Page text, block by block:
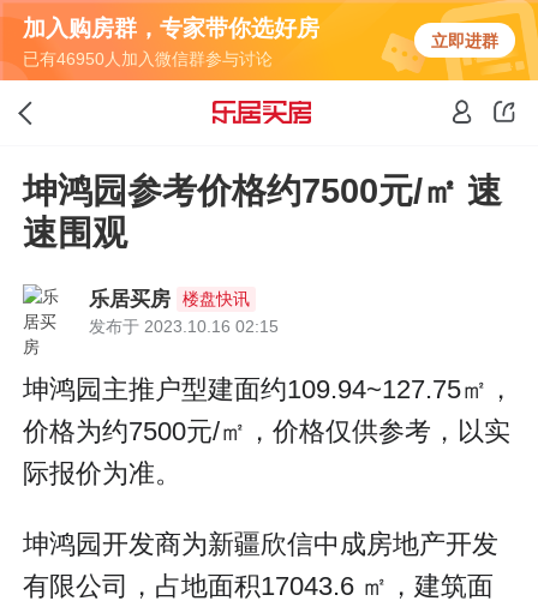
加入购房群，专家带你选好房
已有46950人加入微信群参与讨论
立即进群
坤鸿园参考价格约7500元/㎡ 速
速围观
乐居买房
楼盘快讯
发布于 2023.10.16 02:15
坤鸿园主推户型建面约109.94~127.75㎡，
价格为约7500元/㎡，价格仅供参考，以实
际报价为准。
坤鸿园开发商为新疆欣信中成房地产开发
有限公司，占地面积17043.6 ㎡，建筑面